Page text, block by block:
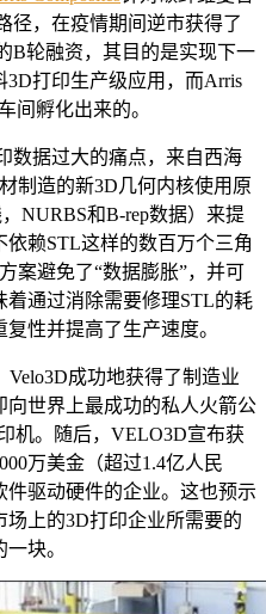
径，在疫情期间逆市获得了
B轮融资，其目的是实现下一
打印生产级应用，而Arris
间孵化出来的。
数据过大的痛点，来自西海
制造的新3D几何内核使用原
NURBS和B-rep数据）来提
赖STL这样的数百万个三角
案避免了“数据膨胀”，并可
通过消除需要修理STL的耗
性并提高了生产速度。
成功地获得了制造业
世界上最成功的私人火箭公
机。随后，VELO3D宣布获
万美金（超过1.4亿人民
驱动硬件的企业。这也预示
上的3D打印企业所需要的
块。